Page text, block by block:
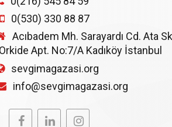
0(530) 330 88 87
Acıbadem Mh. Sarayardı Cd. Ata
Apt. No:7/A Kadıköy İstanbul
sevgimagazasi.org
info@sevgimagazasi.org